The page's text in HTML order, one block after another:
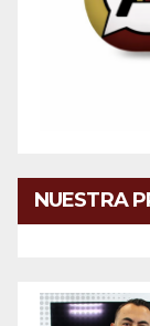
NUESTRA